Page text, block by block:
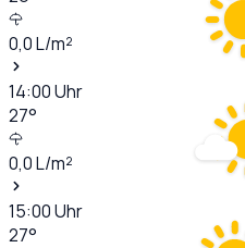
0,0L/m²
14:00Uhr
27°
0,0L/m²
15:00Uhr
27°